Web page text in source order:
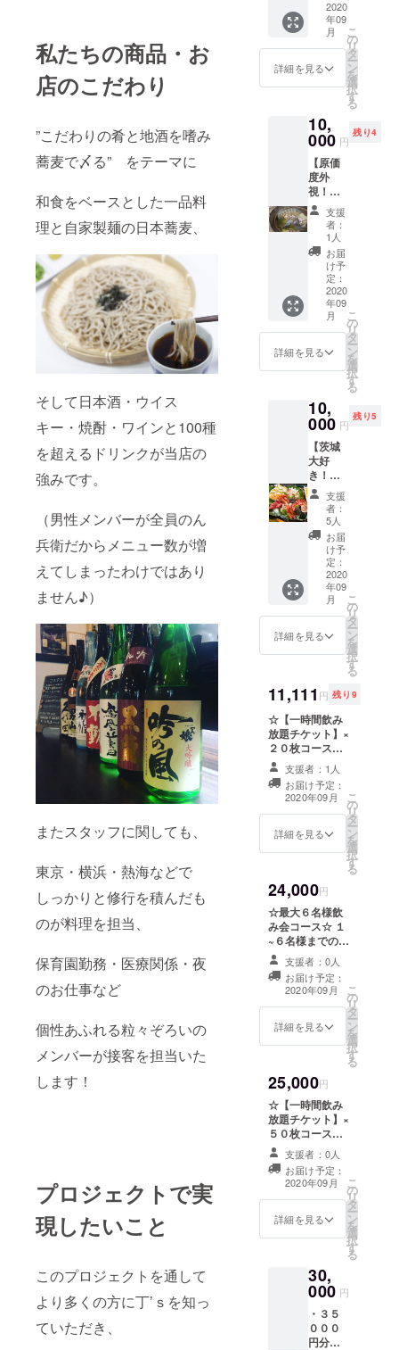
私たちの商品・お
店のこだわり
”こだわりの肴と地酒を嗜み
蕎麦で〆る” をテーマに
和食をベースとした一品料
理と自家製麺の日本蕎麦、
そして日本酒・ウイス
キー・焼酎・ワインと100種
を超えるドリンクが当店の
強みです。
（男性メンバーが全員のん
兵衛だからメニュー数が増
えてしまったわけではあり
ません♪）
またスタッフに関しても、
東京・横浜・熱海などで
しっかりと修行を積んだも
のが料理を担当、
保育園勤務・医療関係・夜
のお仕事など
個性あふれる粒々ぞろいの
メンバーが接客を担当いた
します！
プロジェクトで実
現したいこと
このプロジェクトを通して
より多くの方に丁’ｓを知っ
ていただき、
毎回の
お会計
から
10%オ
フのス
ペシャ
ルメン
カード
発行 ※
最初の
利用か
ら一年
間有効
・1周年
丁’ｓオ
リジナ
ルロッ
クグラ
2020
年09
月
詳細を見る
こ
の
リ
タ
ー
ン
を
選
択
す
る
10,
000 円
残り4
【原価
度外
視！
すっぽ
んづく
し二名
様コー
ス】 滋
養強壮
等、圧
倒的に
体にい
いすっ
ぽんを
余すこ
となく
用しま
す！ 女
性には
美肌
を！男
性には
明日を
生きる
活力
を！ ・
前菜 ・
造り ・
焼き物
・揚物
・鍋 ・
〆 ・デ
ザート
支援
者：
1人
お届
け予
定：
2020
年09
月
詳細を見る
こ
の
リ
タ
ー
ン
を
選
択
す
る
10,
000 円
残り5
【茨城
大好
き！
丁’ｓス
ペシャ
ルコー
ス（二
様）】
茨城の
食材を
メイン
に使っ
た原価
度外視
スペ
コース
☆
支援
者：
5人
お届
け予
定：
2020
年09
月
詳細を見る
こ
の
リ
タ
ー
ン
を
選
択
す
る
11,111 円 残り9
☆【一時間飲み
放題チケット】×
２０枚コース☆
一時間の飲み放
題ができるチ
ケットを２０枚
（２０時間
分！！）を差し
上げます！ 一時
お会計で何枚お
使いいただいて
もかまいませ
ん！！ ご一緒に
来店される方も
お使いいただけ
ます！ ※有効期
限２０２０年１
２月３１日まで
※今回プロジェク
トの他のリター
ン特典との併用
※当店がご用意し
ている飲み放題
メニューからお
選びいただきま
す。
支援者：1人
お届け予定：
2020年09月
詳細を見る
こ
の
リ
タ
ー
ン
を
選
択
す
る
24,000円
☆最大６名様飲
み会コース☆ １
~６名様までのお
好きな人数でご
利用ください。
二時間飲み放題
&お腹いっぱい
になる宴会料理
をご用意いたし
ます！！ ６名で
飲み放題とお食
事ができるとい
う超お得プラン
です＼(^o^)／
６名様を超える
場合はご予約時
にご相談くださ
い。 ※当店がご
用意する飲み放
題メニューから
お選びいただき
ます。 ※有効期
月３１日まで※ ↑
コロナが落ち着
くことを願って
来年まで温めて
いただいても結
支援者：0人
お届け予定：
2020年09月
詳細を見る
こ
の
リ
タ
ー
ン
を
選
択
す
る
25,000円
☆【一時間飲み
放題チケット】×
５０枚コース☆
一時間の飲み放
題ができるチ
ケットを５０枚
（５０時間
分！！）を差し
上げます！ 一時
さんあるのでお
友達にプレゼン
です☆ 一度のお
会計で何枚お使
支援者：0人
お届け予定：
2020年09月
詳細を見る
こ
の
リ
タ
ー
ン
を
選
択
す
る
30,
000 円
・３５
０００
円分お